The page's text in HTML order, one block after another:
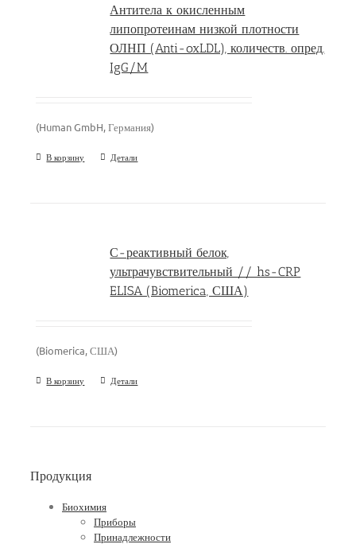
Антитела к окисленным
липопротеинам низкой плотности
ОЛНП (Anti-oxLDL), количеств. опред.
IgG/M
(Human GmbH, Германия)
В корзину Детали
С-реактивный белок,
ультрачувствительный // hs-CRP
ELISA (Biomerica, США)
(Biomerica, США)
В корзину Детали
Продукция
Биохимия
Приборы
Принадлежности